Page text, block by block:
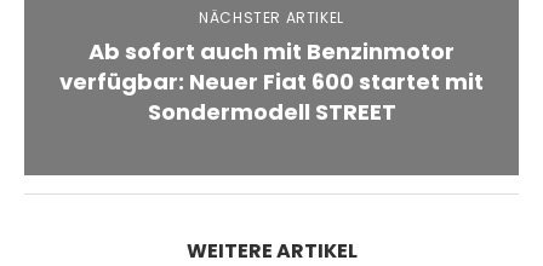
NÄCHSTER ARTIKEL
Ab sofort auch mit Benzinmotor
verfügbar: Neuer Fiat 600 startet mit
Sondermodell STREET
WEITERE ARTIKEL